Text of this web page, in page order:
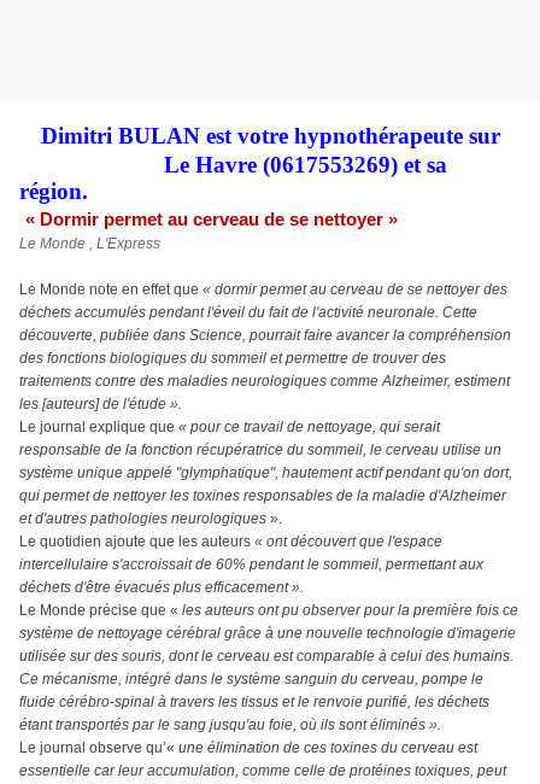
Dimitri BULAN est votre hypnothérapeute sur
Le Havre (0617553269) et sa
région.
« Dormir permet au cerveau de se nettoyer »
Le Monde , L'Express
Le Monde note en effet que « dormir permet au cerveau de se nettoyer des
déchets accumulés pendant l'éveil du fait de l'activité neuronale. Cette
découverte, publiée dans Science, pourrait faire avancer la compréhension
des fonctions biologiques du sommeil et permettre de trouver des
traitements contre des maladies neurologiques comme Alzheimer, estiment
les [auteurs] de l'étude ».
Le journal explique que « pour ce travail de nettoyage, qui serait
responsable de la fonction récupératrice du sommeil, le cerveau utilise un
système unique appelé "glymphatique", hautement actif pendant qu'on dort,
qui permet de nettoyer les toxines responsables de la maladie d'Alzheimer
et d'autres pathologies neurologiques ».
Le quotidien ajoute que les auteurs « ont découvert que l'espace
intercellulaire s'accroissait de 60% pendant le sommeil, permettant aux
déchets d'être évacués plus efficacement ».
Le Monde précise que « les auteurs ont pu observer pour la première fois ce
système de nettoyage cérébral grâce à une nouvelle technologie d'imagerie
utilisée sur des souris, dont le cerveau est comparable à celui des humains.
Ce mécanisme, intégré dans le système sanguin du cerveau, pompe le
fluide cérébro-spinal à travers les tissus et le renvoie purifié, les déchets
étant transportés par le sang jusqu'au foie, où ils sont éliminés ».
Le journal observe qu’« une élimination de ces toxines du cerveau est
essentielle car leur accumulation, comme celle de protéines toxiques, peut